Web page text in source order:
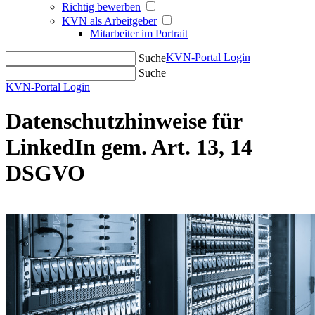
Richtig bewerben
KVN als Arbeitgeber
Mitarbeiter im Portrait
SucheKVN-Portal Login
Suche
KVN-Portal Login
Datenschutzhinweise für
LinkedIn gem. Art. 13, 14
DSGVO